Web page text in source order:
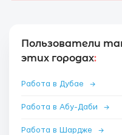
Пользователи
этих городах:
Работа в Дубае →
Работа в Абу-Даби →
Работа в Шардже →